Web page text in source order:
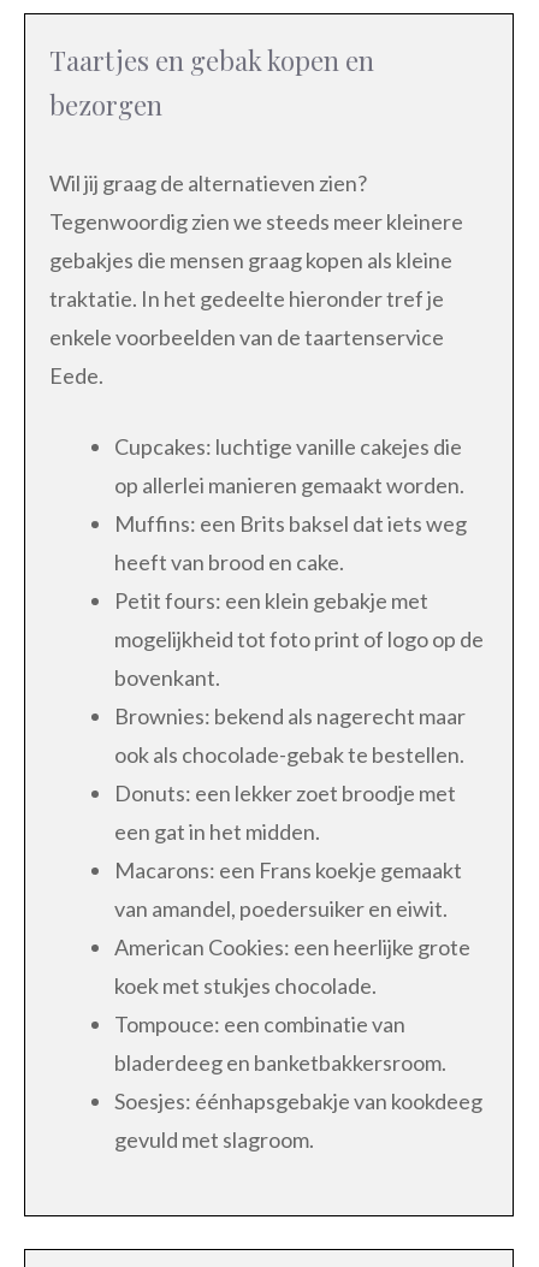
Taartjes en gebak kopen en
bezorgen
Wil jij graag de alternatieven zien?
Tegenwoordig zien we steeds meer kleinere
gebakjes die mensen graag kopen als kleine
traktatie. In het gedeelte hieronder tref je
enkele voorbeelden van de taartenservice
Eede.
Cupcakes: luchtige vanille cakejes die
op allerlei manieren gemaakt worden.
Muffins: een Brits baksel dat iets weg
heeft van brood en cake.
Petit fours: een klein gebakje met
mogelijkheid tot foto print of logo op de
bovenkant.
Brownies: bekend als nagerecht maar
ook als chocolade-gebak te bestellen.
Donuts: een lekker zoet broodje met
een gat in het midden.
Macarons: een Frans koekje gemaakt
van amandel, poedersuiker en eiwit.
American Cookies: een heerlijke grote
koek met stukjes chocolade.
Tompouce: een combinatie van
bladerdeeg en banketbakkersroom.
Soesjes: éénhapsgebakje van kookdeeg
gevuld met slagroom.